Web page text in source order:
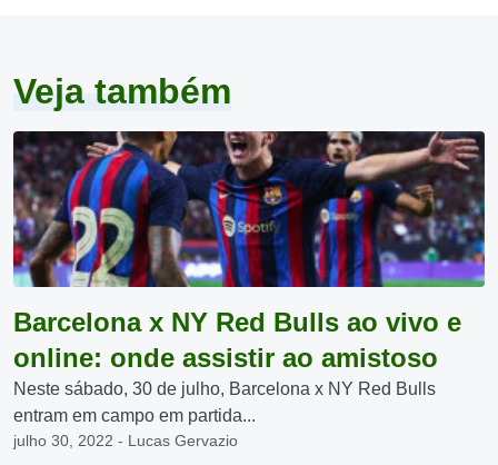
Veja também
Barcelona x NY Red Bulls ao vivo e
online: onde assistir ao amistoso
Neste sábado, 30 de julho, Barcelona x NY Red Bulls
entram em campo em partida...
julho 30, 2022 - Lucas Gervazio